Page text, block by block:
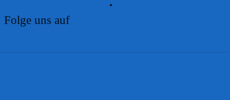
Folge uns auf